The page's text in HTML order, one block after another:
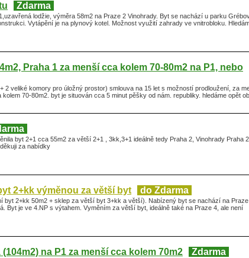
Zdarma
lodžie, výměra 58m2 na Praze 2 Vinohrady. Byt se nachází u parku
Vytápění je na plynový kotel. Možnost využití zahrady ve vnitrobloku.
Praha 1 za menší cca kolem 70-80m2 na P1, nebo
2 veliké komory pro úložný prostor) smlouva na 15 let s možností prodloužení, za
kolem 70-80m2. byt je situován cca 5 minut pěšky od nám. republiky. hledáme opět
byt 2+1 cca 55m2 za větší 2+1 , 3kk,3+1 ideálně tedy Praha 2, Vinohrady Praha 2
za nabídky
2+kk výměnou za větší byt do Zdarma
byt 2+kk 50m2 + sklep za větší byt 3+kk a větší). Nabízený byt se nachází na
Byt je ve 4.NP s výtahem. Vyměním za větší byt, ideálně také na Praze 4, ale není
na P1 za menší cca kolem 70m2 Zdarma